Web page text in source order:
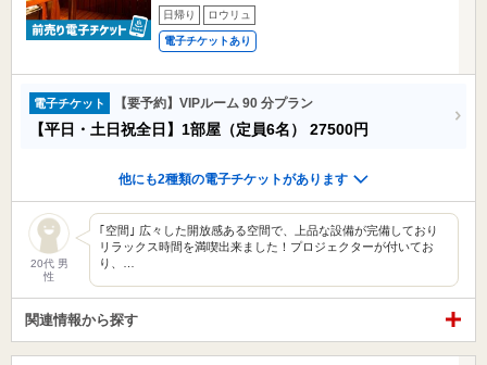
日帰り ロウリュ
電子チケットあり
電子チケット 【要予約】VIPルーム 90 分プラン
【平日・土日祝全日】1部屋（定員6名） 27500円
他にも2種類の電子チケットがあります
20代 男
性
｢空間｣ 広々した開放感ある空間で、上品な設備が完備しており
リラックス時間を満喫出来ました！プロジェクターが付いてお
り、…
関連情報から探す